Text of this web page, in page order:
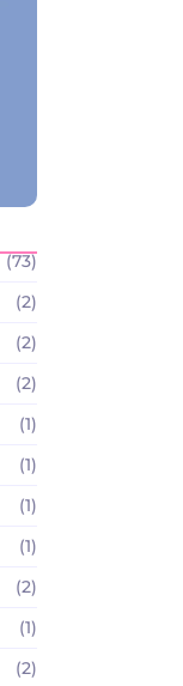
(73)
(2)
(2)
(2)
(1)
(1)
(1)
(1)
(2)
(1)
(2)